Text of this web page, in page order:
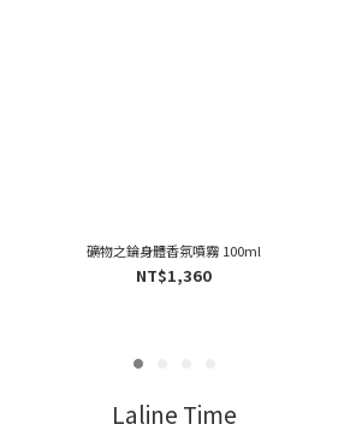
礦物之錀身體香氛噴霧 100ml
NT$1,360
Laline Time